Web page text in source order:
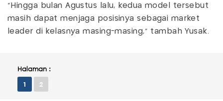
"Hingga bulan Agustus lalu, kedua model tersebut
masih dapat menjaga posisinya sebagai market
leader di kelasnya masing-masing," tambah Yusak.
Halaman :
1 2